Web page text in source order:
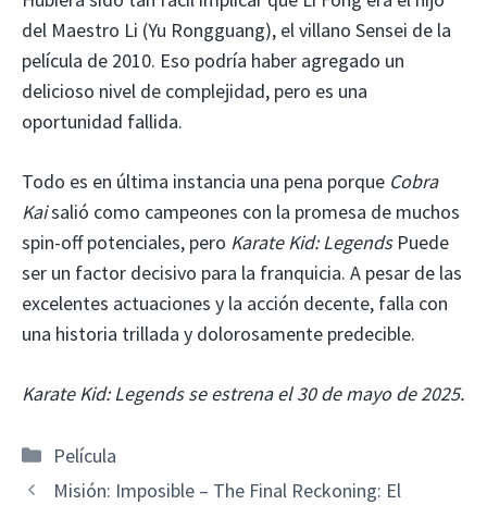
del Maestro Li (Yu Rongguang), el villano Sensei de la
película de 2010. Eso podría haber agregado un
delicioso nivel de complejidad, pero es una
oportunidad fallida.
Todo es en última instancia una pena porque Cobra
Kaisalió como campeones con la promesa de muchos
spin-off potenciales, pero Karate Kid: LegendsPuede
ser un factor decisivo para la franquicia. A pesar de las
excelentes actuaciones y la acción decente, falla con
una historia trillada y dolorosamente predecible.
Karate Kid: Legends se estrena el 30 de mayo de 2025.
Categorías
Película
Misión: Imposible – The Final Reckoning: El